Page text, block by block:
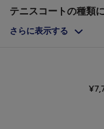
テニスコートの種類
す。ハードコートには
このコートはグリップ
す。シューズは柔軟性
さらに表示する